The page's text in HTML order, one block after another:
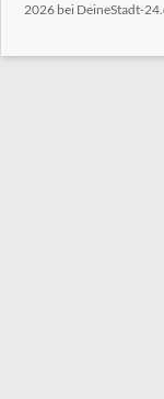
2026 bei DeineStadt-